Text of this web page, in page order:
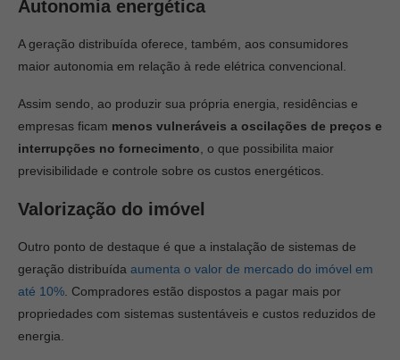
Autonomia energética
A geração distribuída oferece, também, aos consumidores
maior autonomia em relação à rede elétrica convencional.
Assim sendo, ao produzir sua própria energia, residências e
empresas ficam menos vulneráveis a oscilações de preços e
interrupções no fornecimento , o que possibilita maior
previsibilidade e controle sobre os custos energéticos.
Valorização do imóvel
Outro ponto de destaque é que a instalação de sistemas de
geração distribuída aumenta o valor de mercado do imóvel em
até 10% . Compradores estão dispostos a pagar mais por
propriedades com sistemas sustentáveis e custos reduzidos de
energia.